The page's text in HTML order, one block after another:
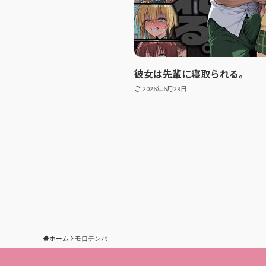
彼女は先輩に寝取られる。
2026年6月29日
ホーム モロデンパ